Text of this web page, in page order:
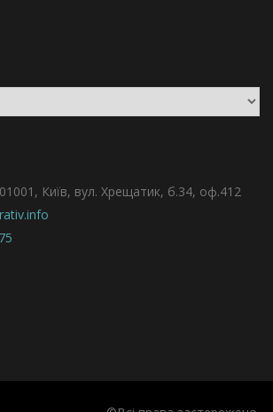
Київ, вул. Хрещатик, б.34, оф.412